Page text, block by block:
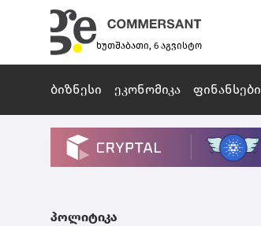
ხუთშაბათი, 6 აგვისტო
ბიზნესი ეკონომიკა ფინანსები
პოლიტიკა